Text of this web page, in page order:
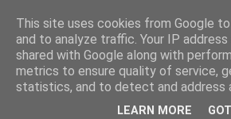
This site uses cookies from Google
and to analyze traffic. Your IP
shared with Google along with
metrics to ensure quality of service,
statistics, and to detect and address
LEARN MORE